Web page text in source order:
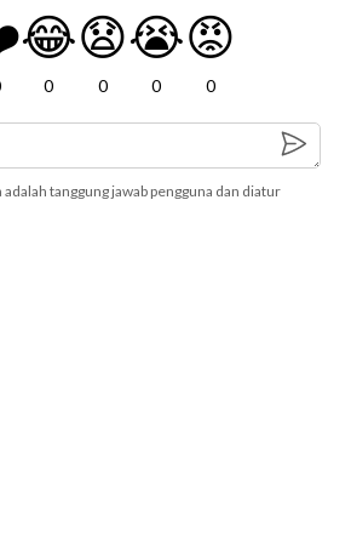
😂
0
😧
0
😭
0
😡
0
tanggung jawab pengguna dan diatur